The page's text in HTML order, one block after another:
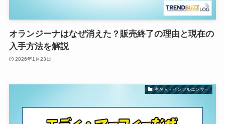
オランジーナはなぜ消えた？販売終了の理由と現在の
入手方法を解説
2026年1月23日
有名人・インフルエンサー